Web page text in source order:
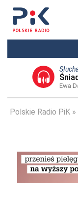
Ewa
Polskie Radio PiK